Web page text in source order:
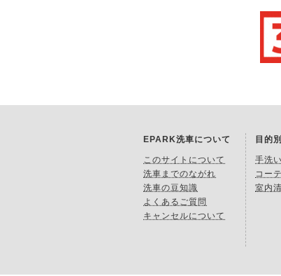
EPARK洗車について
このサイトについて
洗車までのながれ
洗車の豆知識
よくあるご質問
キャンセルについて
目的
手洗
コー
室内